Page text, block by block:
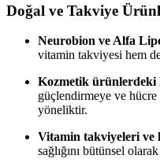
Doğal ve Takviye
Neurobion ve Alfa
vitamin takviyesi hem
Kozmetik ürünlerdeki
güçlendirmeye ve
yöneliktir.
Vitamin takviyeleri ve
sağlığını bütünsel